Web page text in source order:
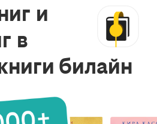
и
в
билайн